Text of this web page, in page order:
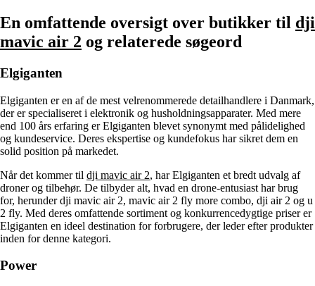
En omfattende oversigt over butikker til dji
mavic air 2 og relaterede søgeord
Elgiganten
Elgiganten er en af de mest velrenommerede detailhandlere i Danmark,
der er specialiseret i elektronik og husholdningsapparater. Med mere
end 100 års erfaring er Elgiganten blevet synonymt med pålidelighed
og kundeservice. Deres ekspertise og kundefokus har sikret dem en
solid position på markedet.
Når det kommer til dji mavic air 2, har Elgiganten et bredt udvalg af
droner og tilbehør. De tilbyder alt, hvad en drone-entusiast har brug
for, herunder dji mavic air 2, mavic air 2 fly more combo, dji air 2 og u
2 fly. Med deres omfattende sortiment og konkurrencedygtige priser er
Elgiganten en ideel destination for forbrugere, der leder efter produkter
inden for denne kategori.
Power